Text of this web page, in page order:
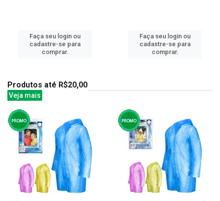
Faça seu login ou
cadastre-se para
comprar.
Faça seu login ou
cadastre-se para
comprar.
Produtos até R$20,00
Veja mais